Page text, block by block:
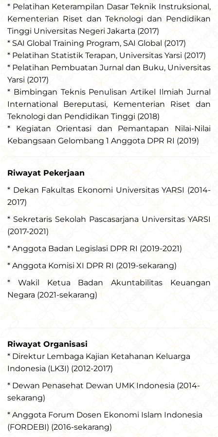
* Pelatihan Keterampilan Dasar Teknik Instruksional,
Kementerian Riset dan Teknologi dan Pendidikan
Tinggi Universitas Negeri Jakarta (2017)
* SAI Global Training Program, SAI Global (2017)
* Pelatihan Statistik Terapan, Universitas Yarsi (2017)
* Pelatihan Pembuatan Jurnal dan Buku, Universitas
Yarsi (2017)
* Bimbingan Teknis Penulisan Artikel Ilmiah Jurnal
International Bereputasi, Kementerian Riset dan
Teknologi dan Pendidikan Tinggi (2018)
* Kegiatan Orientasi dan Pemantapan Nilai-Nilai
Kebangsaan Gelombang 1 Anggota DPR RI (2019)
Riwayat Pekerjaan
* Dekan Fakultas Ekonomi Universitas YARSI (2014-
2017)
* Sekretaris Sekolah Pascasarjana Universitas YARSI
(2017-2021)
* Anggota Badan Legislasi DPR RI (2019-2021)
* Anggota Komisi XI DPR RI (2019-sekarang)
* Wakil Ketua Badan Akuntabilitas Keuangan
Negara (2021-sekarang)
Riwayat Organisasi
* Direktur Lembaga Kajian Ketahanan Keluarga
Indonesia (LK3I) (2012-2017)
* Dewan Penasehat Dewan UMK Indonesia (2014-
sekarang)
* Anggota Forum Dosen Ekonomi Islam Indonesia
(FORDEBI) (2016-sekarang)